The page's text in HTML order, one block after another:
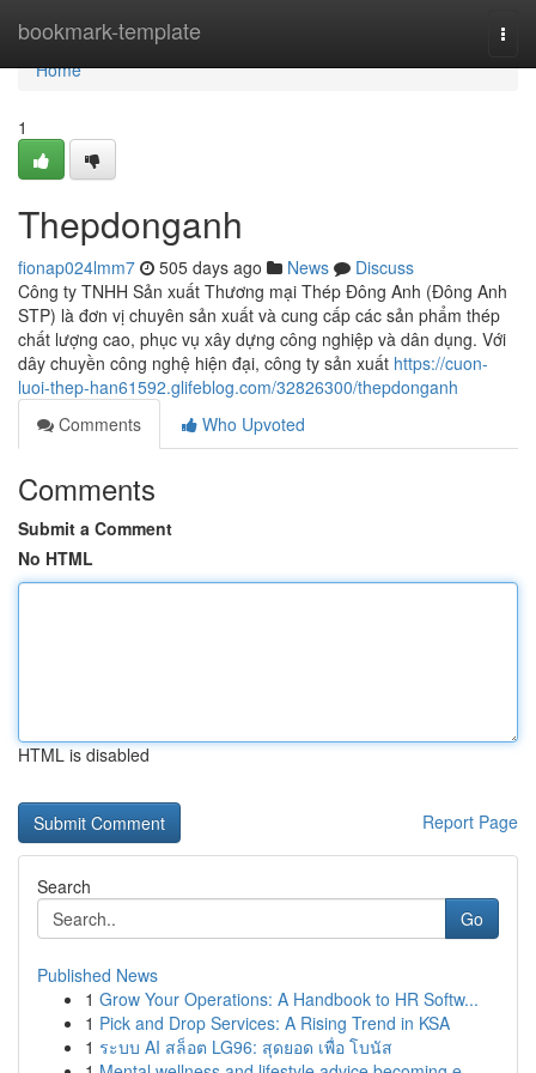
bookmark-template
Home
Home
1
Thepdonganh
fionap024lmm7 505 days ago News
Discuss
Công ty TNHH Sản xuất Thương mại Thép Đông Anh (Đông Anh
STP) là đơn vị chuyên sản xuất và cung cấp các sản phẩm thép
chất lượng cao, phục vụ xây dựng công nghiệp và dân dụng. Với
dây chuyền công nghệ hiện đại, công ty sản xuất https://cuon-
luoi-thep-han61592.glifeblog.com/32826300/thepdonganh
Comments
Who Upvoted
Comments
Submit a Comment
No HTML
HTML is disabled
Report Page
Search
Go
Published News
1 Grow Your Operations: A Handbook to HR Softw...
1 Pick and Drop Services: A Rising Trend in KSA
1 ระบบ AI สล็อต LG96: สุดยอด เพื่อ โบนัส